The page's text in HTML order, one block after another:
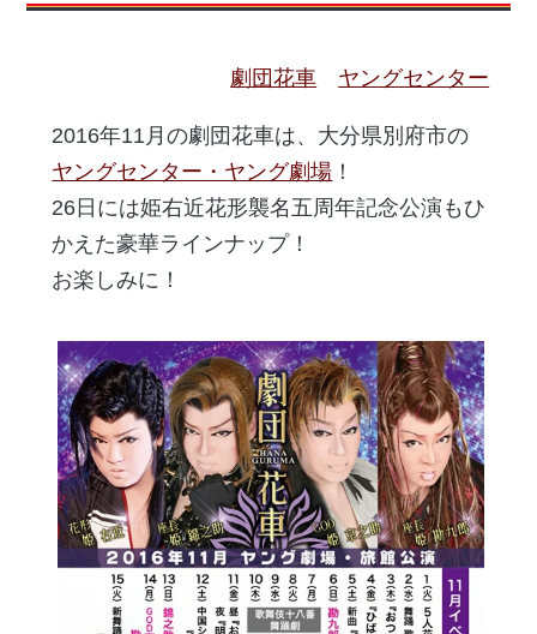
劇団花車 ヤングセンター
2016年11月の劇団花車は、大分県別府市の
ヤングセンター・ヤング劇場 ！
26日には姫右近花形襲名五周年記念公演もひ
かえた豪華ラインナップ！
お楽しみに！